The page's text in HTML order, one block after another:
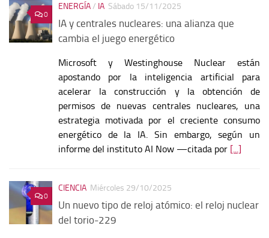
0
ENERGÍA/ IA Sábado 15/11/2025
IA y centrales nucleares: una alianza que
cambia el juego energético
Microsoft y Westinghouse Nuclear están
apostando por la inteligencia artificial para
acelerar la construcción y la obtención de
permisos de nuevas centrales nucleares, una
estrategia motivada por el creciente consumo
energético de la IA. Sin embargo, según un
informe del instituto AI Now —citada por [...]
0
CIENCIA Miércoles 29/10/2025
Un nuevo tipo de reloj atómico: el reloj nuclear
del torio-229